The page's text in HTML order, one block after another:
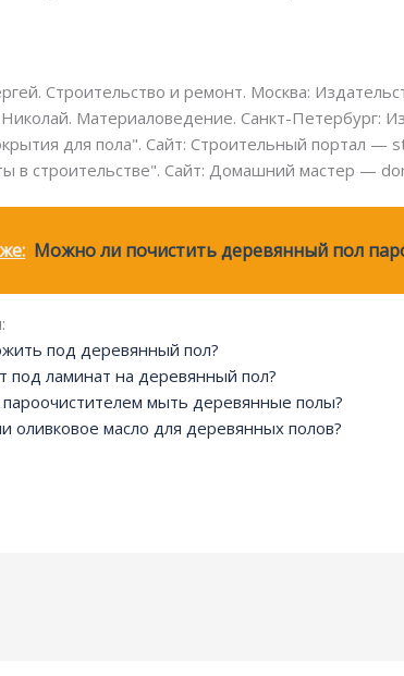
Строительство и ремонт. Москва:
Материаловедение. Санкт-Петербург:
для пола". Сайт: Строительный портал —
в строительстве". Сайт: Домашний мастер —
Можно ли почистить деревянный пол
под деревянный пол?
под ламинат на деревянный пол?
мыть деревянные полы?
оливковое масло для деревянных полов?